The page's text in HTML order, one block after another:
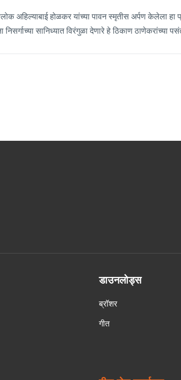
अहिल्याबाई होळकर यांच्या पावन स्मृतीस अर्पण केलेला
सानिध्यात विरंगुळा देणारे हे ठिकाण ठाणेकरांच्या
डाउनलोड्स
ब्रॉशर
गीत